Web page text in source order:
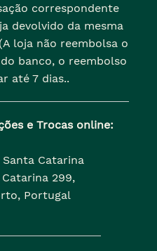
correspondente
devolvido da mesma
loja não reembolsa o
banco, o reembolso
até 7 dias..
e Trocas online:
Catarina
299,
Portugal